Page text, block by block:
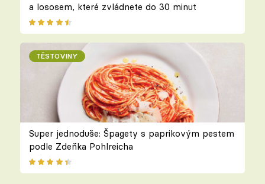
a lososem, které zvládnete do 30 minut
TĚSTOVINY
Super jednoduše: Špagety s paprikovým pestem
podle Zdeňka Pohlreicha